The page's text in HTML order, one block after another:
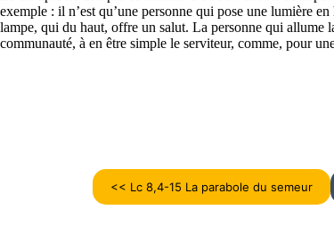
exemple : il n’est qu’une personne qui pose une lumière
lampe, qui du haut, offre un salut. La personne qui allume
communauté, à en être simple le serviteur, comme, pour
<< Lc 8,4-15 La parabole du semeur